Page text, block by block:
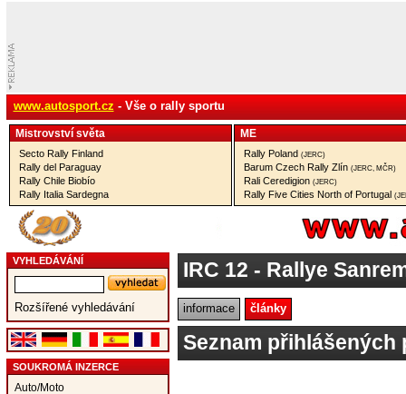
www.autosport.cz - Vše o rally sportu
Mistrovství­ světa
Secto Rally Finland
Rally del Paraguay
Rally Chile Biobío
Rally Italia Sardegna
ME
Rally Poland (JERC)
Barum Czech Rally Zlín (JERC, MČR)
Rali Ceredigion (JERC)
Rally Five Cities North of Portugal
VYHLEDÁVÁNÍ
Rozšířené vyhledávání
SOUKROMÁ INZERCE
Auto/Moto
IRC 12 - Rallye
informace články
Seznam přihlášených